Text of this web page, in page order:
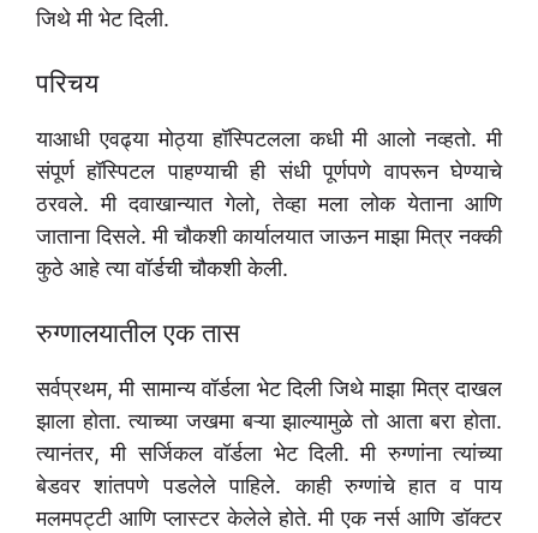
जिथे मी भेट दिली.
परिचय
याआधी एवढ्या मोठ्या हॉस्पिटलला कधी मी आलो नव्हतो. मी
संपूर्ण हॉस्पिटल पाहण्याची ही संधी पूर्णपणे वापरून घेण्याचे
ठरवले. मी दवाखान्यात गेलो, तेव्हा मला लोक येताना आणि
जाताना दिसले. मी चौकशी कार्यालयात जाऊन माझा मित्र नक्की
कुठे आहे त्या वॉर्डची चौकशी केली.
रुग्णालयातील एक तास
सर्वप्रथम, मी सामान्य वॉर्डला भेट दिली जिथे माझा मित्र दाखल
झाला होता. त्याच्या जखमा बऱ्या झाल्यामुळे तो आता बरा होता.
त्यानंतर, मी सर्जिकल वॉर्डला भेट दिली. मी रुग्णांना त्यांच्या
बेडवर शांतपणे पडलेले पाहिले. काही रुग्णांचे हात व पाय
मलमपट्टी आणि प्लास्टर केलेले होते. मी एक नर्स आणि डॉक्टर